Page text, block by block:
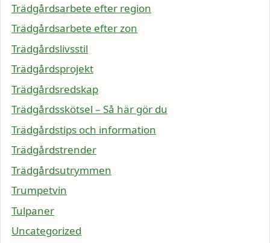
Trädgårdsarbete efter region
Trädgårdsarbete efter zon
Trädgårdslivsstil
Trädgårdsprojekt
Trädgårdsredskap
Trädgårdsskötsel – Så här gör du
Trädgårdstips och information
Trädgårdstrender
Trädgårdsutrymmen
Trumpetvin
Tulpaner
Uncategorized